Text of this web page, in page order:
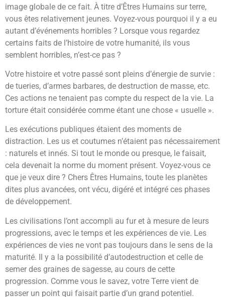
image globale de ce fait. À titre d’Êtres Humains sur terre,
vous êtes relativement jeunes. Voyez-vous pourquoi il y a eu
autant d’événements horribles ? Lorsque vous regardez
certains faits de l’histoire de votre humanité, ils vous
semblent horribles, n’est-ce pas ?
Votre histoire et votre passé sont pleins d’énergie de survie :
de tueries, d’armes barbares, de destruction de masse, etc.
Ces actions ne tenaient pas compte du respect de la vie. La
torture était considérée comme étant une chose « usuelle ».
Les exécutions publiques étaient des moments de
distraction. Les us et coutumes n’étaient pas nécessairement
: naturels et innés. Si tout le monde ou presque, le faisait,
cela devenait la norme du moment présent. Voyez-vous ce
que je veux dire ? Chers Êtres Humains, toute les planètes
dites plus avancées, ont vécu, digéré et intégré ces phases
de développement.
Les civilisations l’ont accompli au fur et à mesure de leurs
progressions, avec le temps et les expériences de vie. Les
expériences de vies ne vont pas toujours dans le sens de la
maturité. Il y a la possibilité d’autodestruction et celle de
semer des graines de sagesse, au cours de cette
progression. Comme vous le savez, votre Terre vient de
passer un point qui faisait partie d’un grand potentiel.